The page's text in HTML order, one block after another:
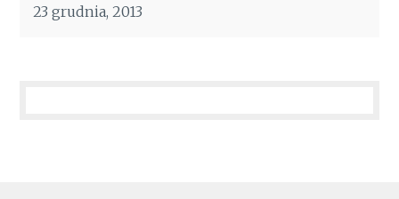
23 grudnia, 2013